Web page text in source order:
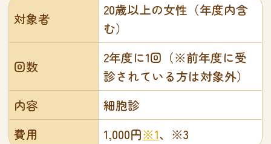
対象者
20歳以上の女性（年度内含
む）
回数
2年度に1回（※前年度に受
診されている方は対象外）
内容
細胞診
費用
1,000円※1、※3